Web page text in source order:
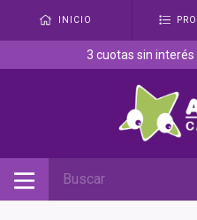
INICIO
3 cuotas sin